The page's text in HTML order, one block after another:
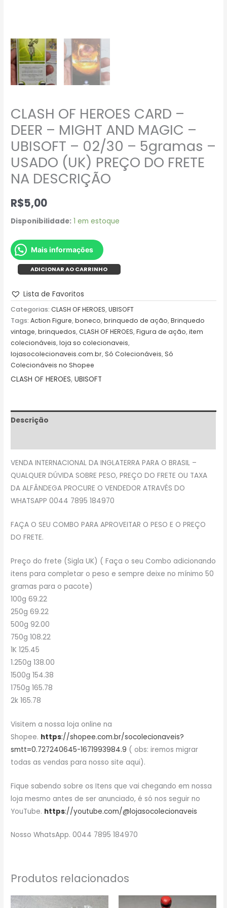
CLASH OF HEROES CARD –
DEER – MIGHT AND MAGIC –
UBISOFT – 02/30 – 5gramas –
USADO (UK) PREÇO DO FRETE
NA DESCRIÇÃO
R$5,00
Disponibilidade: 1 em estoque
Mais informações
NA
DESCRIÇÃO
quantidade
ADICIONAR AO CARRINHO
Lista de Favoritos
Categorias:CLASH OF HEROES,UBISOFT
Tags:Action Figure,boneco,brinquedo de ação,Brinquedo
vintage,brinquedos,CLASH OF HEROES,Figura de ação,item
colecionáveis,loja so colecionaveis,
lojasocolecionaveis.com.br,Só Colecionáveis,Só
Colecionáveis no Shopee
CLASH OF HEROES,UBISOFT
Descrição
VENDA INTERNACIONAL DA INGLATERRA PARA O BRASIL –
QUALQUER DÚVIDA SOBRE PESO, PREÇO DO FRETE OU TAXA
DA ALFÂNDEGA PROCURE O VENDEDOR ATRAVÉS DO
WHATSAPP 0044 7895 184970
FAÇA O SEU COMBO PARA APROVEITAR O PESO E O PREÇO
DO FRETE.
Preço do frete (Sigla UK) ( Faça o seu Combo adicionando
itens para completar o peso e sempre deixe no mínimo 50
gramas para o pacote)
100g 69.22
250g 69.22
500g 92.00
750g 108.22
1K 125.45
1.250g 138.00
1500g 154.38
1750g 165.78
2k 165.78
Visitem a nossa loja online na
Shopee. https://shopee.com.br/socolecionaveis?
smtt=0.727240645-1671993984.9 ( obs: iremos migrar
todas as vendas para nosso site aqui).
Fique sabendo sobre os Itens que vai chegando em nossa
loja mesmo antes de ser anunciado, é só nos seguir no
YouTube. https://youtube.com/@lojasocolecionaveis
Nosso WhatsApp. 0044 7895 184970
Produtos relacionados